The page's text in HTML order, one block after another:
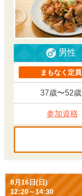
男性
まもなく定員
37歳〜52歳
参加資格
8月16日(日)
12:20～14:30